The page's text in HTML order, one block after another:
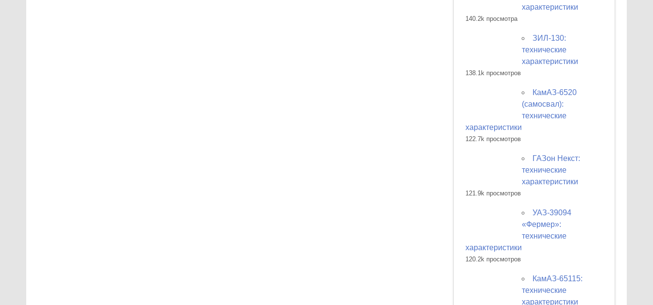
характеристики
140.2k просмотра
ЗИЛ-130:
технические
характеристики
138.1k просмотров
КамАЗ-6520
(самосвал):
технические
характеристики
122.7k просмотров
ГАЗон Некст:
технические
характеристики
121.9k просмотров
УАЗ-39094
«Фермер»:
технические
характеристики
120.2k просмотров
КамАЗ-65115:
технические
характеристики